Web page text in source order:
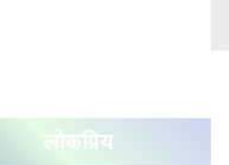
लोकप्रिय